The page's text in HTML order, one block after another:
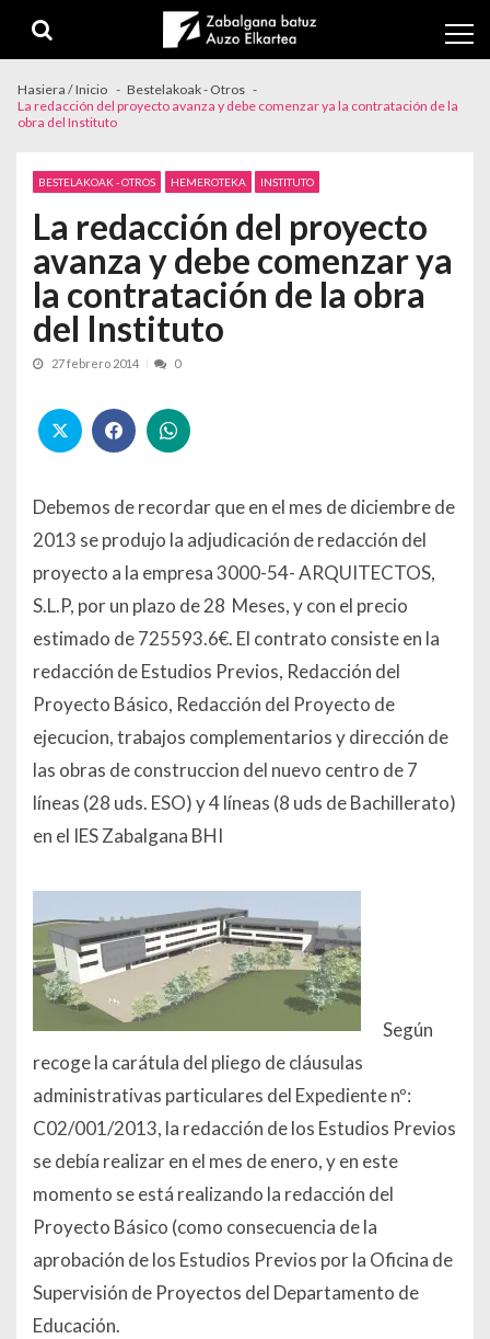
Hasiera / Inicio
Bestelakoak - Otros
La redacción del proyecto avanza y debe comenzar ya la contratación de la
obra del Instituto
BESTELAKOAK - OTROS HEMEROTEKA INSTITUTO
La redacción del proyecto
avanza y debe comenzar ya
la contratación de la obra
del Instituto
27 febrero 2014 0
Debemos de recordar que en el mes de diciembre de
2013 se produjo la adjudicación de redacción del
proyecto a la empresa 3000-54- ARQUITECTOS,
S.L.P, por un plazo de 28 Meses, y con el precio
estimado de 725593.6€. El contrato consiste en la
redacción de Estudios Previos, Redacción del
Proyecto Básico, Redacción del Proyecto de
ejecucion, trabajos complementarios y dirección de
las obras de construccion del nuevo centro de 7
líneas (28 uds. ESO) y 4 líneas (8 uds de Bachillerato)
en el IES Zabalgana BHI
Según
recoge la carátula del pliego de cláusulas
administrativas particulares del Expediente nº:
C02/001/2013, la redacción de los Estudios Previos
se debía realizar en el mes de enero, y en este
momento se está realizando la redacción del
Proyecto Básico (como consecuencia de la
aprobación de los Estudios Previos por la Oficina de
Supervisión de Proyectos del Departamento de
Educación.